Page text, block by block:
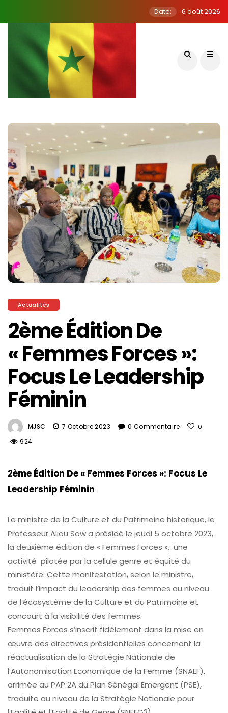
Date: 6 août 2026
Actualités
2ème Édition De
« Femmes Forces »:
Focus Le Leadership
Féminin
MJSC 7 Octobre 2023 0 Commentaire 0
924
2ème Édition De « Femmes Forces »: Focus Le
Leadership Féminin
Le ministre de la Culture et du Patrimoine historique, le
Professeur Aliou Sow a présidé le jeudi 5 octobre 2023,
la deuxième édition de « Femmes Forces », une
activité pilotée par la cellule genre et équité du
ministère. Cette manifestation, selon le ministre,
traduit l’impact du leadership des femmes au niveau
de l’écosystème de la Culture et du Patrimoine et
concourt à la visibilité des femmes.
Femmes Forces s’inscrit fidèlement dans la mise en
œuvre des directives présidentielles concernant la
réactualisation de la Stratégie Nationale de
l’Autonomisation Economique de la Femme (SNAEF),
arrimée au PAP 2A du Plan Sénégal Emergent (PSE),
traduite au niveau de la Stratégie Nationale pour